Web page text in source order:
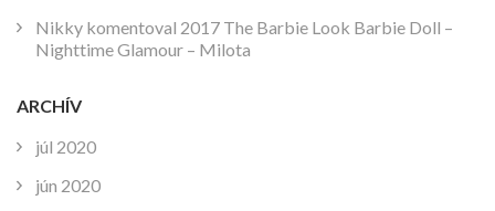
Nikky komentoval 2017 The Barbie Look Barbie Doll –
Nighttime Glamour – Milota
ARCHÍV
júl 2020
jún 2020